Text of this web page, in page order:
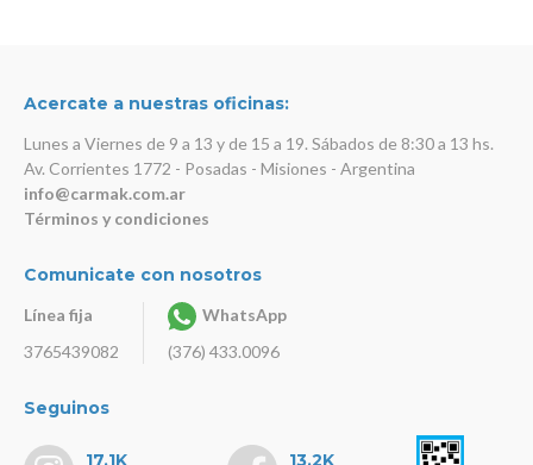
Acercate a nuestras oficinas:
Lunes a Viernes de 9 a 13 y de 15 a 19. Sábados de 8:30 a 13 hs.
Av. Corrientes 1772 - Posadas - Misiones - Argentina
info@carmak.com.ar
Términos y condiciones
Comunicate con nosotros
Línea fija
3765439082
WhatsApp
(376) 433.0096
Seguinos
17.1K 13.2K